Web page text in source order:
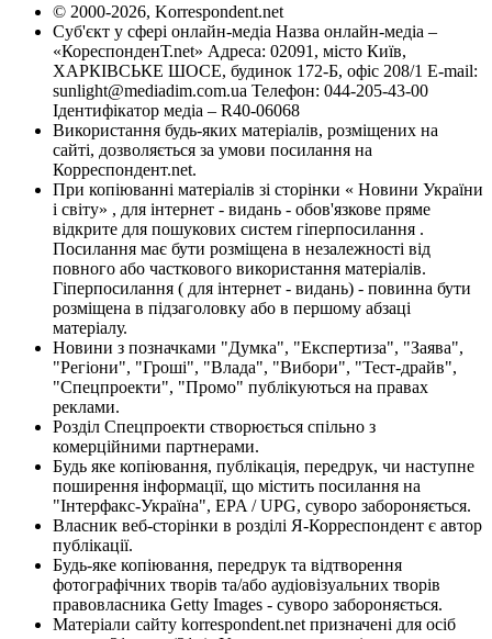
© 2000-2026, Korrespondent.net
Суб'єкт у сфері онлайн-медіа Назва онлайн-медіа –
«КореспонденТ.net» Адреса: 02091, місто Київ,
ХАРКІВСЬКЕ ШОСЕ, будинок 172-Б, офіс 208/1 E-mail:
sunlight@mediadim.com.ua Телефон: 044-205-43-00
Ідентифікатор медіа – R40-06068
Використання будь-яких матеріалів, розміщених на
сайті, дозволяється за умови посилання на
Корреспондент.net.
При копіюванні матеріалів зі сторінки « Новини України
і світу» , для інтернет - видань - обов'язкове пряме
відкрите для пошукових систем гіперпосилання .
Посилання має бути розміщена в незалежності від
повного або часткового використання матеріалів.
Гіперпосилання ( для інтернет - видань) - повинна бути
розміщена в підзаголовку або в першому абзаці
матеріалу.
Новини з позначками "Думка", "Експертиза", "Заява",
"Регіони", "Гроші", "Влада", "Вибори", "Тест-драйв",
"Спецпроекти", "Промо" публікуються на правах
реклами.
Розділ Спецпроекти створюється спільно з
комерційними партнерами.
Будь яке копіювання, публікація, передрук, чи наступне
поширення інформації, що містить посилання на
"Інтерфакс-Україна", EPA / UPG, суворо забороняється.
Власник веб-сторінки в розділі Я-Корреспондент є автор
публікації.
Будь-яке копіювання, передрук та відтворення
фотографічних творів та/або аудіовізуальних творів
правовласника Getty Images - суворо забороняється.
Матеріали сайту korrespondent.net призначені для осіб